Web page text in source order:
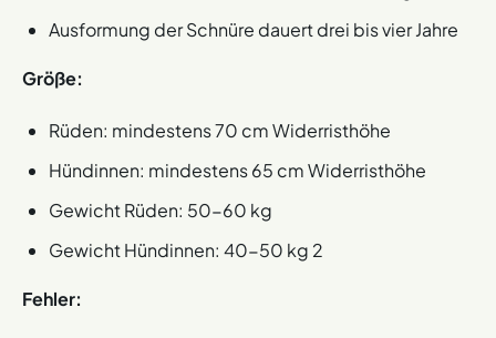
Ausformung der Schnüre dauert drei bis vier Jahre
Größe:
Rüden: mindestens 70 cm Widerristhöhe
Hündinnen: mindestens 65 cm Widerristhöhe
Gewicht Rüden: 50-60 kg
Gewicht Hündinnen: 40-50 kg 2
Fehler: